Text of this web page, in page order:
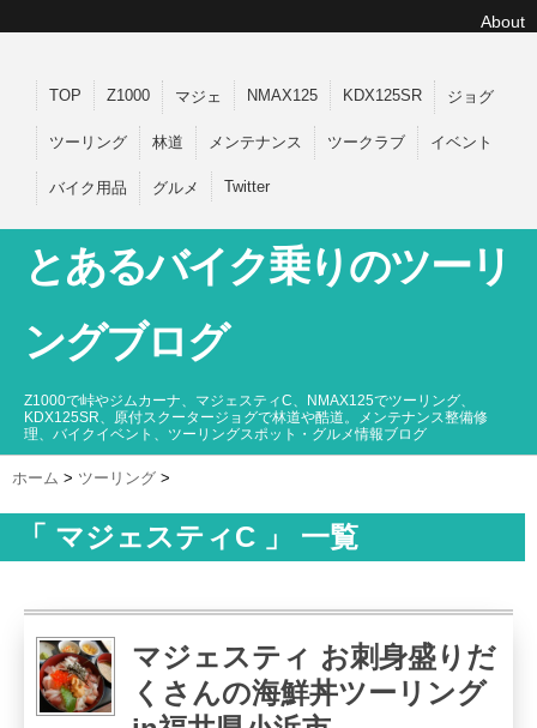
About
TOP Z1000 マジェ NMAX125 KDX125SR ジョグ
ツーリング 林道 メンテナンス ツークラブ イベント
バイク用品 グルメ Twitter
とあるバイク乗りのツーリ
ングブログ
Z1000で峠やジムカーナ、マジェスティC、NMAX125でツーリング、
KDX125SR、原付スクータージョグで林道や酷道。メンテナンス整備修
理、バイクイベント、ツーリングスポット・グルメ情報ブログ
ホーム > ツーリング >
「 マジェスティC 」 一覧
マジェスティ お刺身盛りだ
くさんの海鮮丼ツーリング